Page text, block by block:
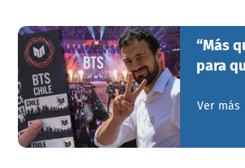
“Más
para
Ver más